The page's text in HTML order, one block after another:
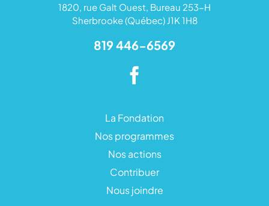
1820, rue Galt Ouest, Bureau 253-H
Sherbrooke (Québec) J1K 1H8
819 446-6569
La Fondation
Nos programmes
Nos actions
Contribuer
Nous joindre